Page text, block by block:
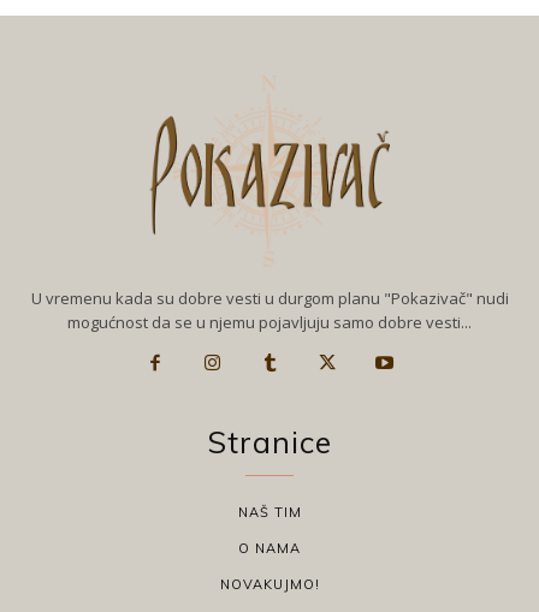
U vremenu kada su dobre vesti u durgom planu "Pokazivač" nudi
mogućnost da se u njemu pojavljuju samo dobre vesti...
Stranice
NAŠ TIM
O NAMA
NOVAKUJMO!